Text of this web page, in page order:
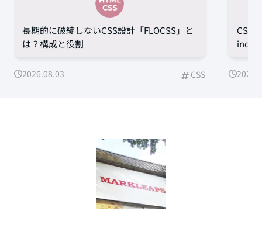
長期的に破綻しないCSS設計「FLOCSS」と
は？構成と役割
2026.08.03 CSS
CSS
index